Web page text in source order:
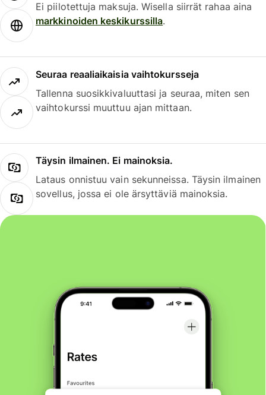
Ei piilotettuja maksuja. Wisella siirrät rahaa aina
markkinoiden keskikurssilla.
Seuraa reaaliaikaisia vaihtokursseja
Tallenna suosikkivaluuttasi ja seuraa, miten sen
vaihtokurssi muuttuu ajan mittaan.
Täysin ilmainen. Ei mainoksia.
Lataus onnistuu vain sekunneissa. Täysin ilmainen
sovellus, jossa ei ole ärsyttäviä mainoksia.